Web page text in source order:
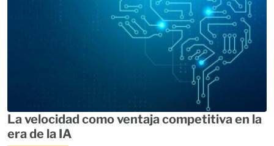
La velocidad como ventaja competitiva en la
era de la IA